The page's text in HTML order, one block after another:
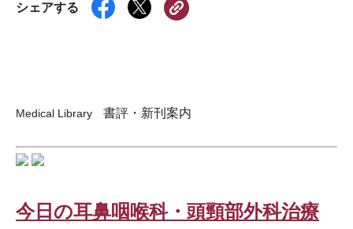
シェアする
Medical Library 書評・新刊案内
今日の耳鼻咽喉科・頭頸部外科治療